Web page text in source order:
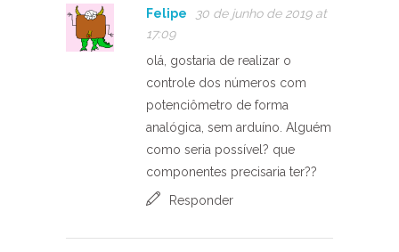
Felipe
30 de junho de 2019 at
17:09
olá, gostaria de realizar o
controle dos números com
potenciômetro de forma
analógica, sem arduíno. Alguém
como seria possível? que
componentes precisaria ter??
Responder